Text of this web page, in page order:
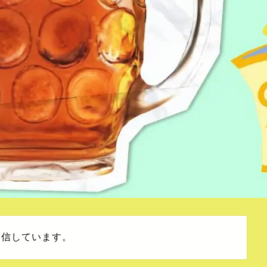
しています。